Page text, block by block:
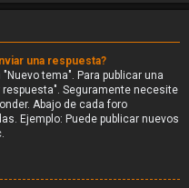
una respuesta?
tema". Para publicar una
Seguramente necesite
Abajo de cada foro
Ejemplo: Puede publicar nuevos